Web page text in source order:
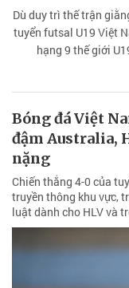
Dù duy trì thế trận
tuyển futsal U19 Việt
hạng 9 thế giới
Bóng đá Việt
đậm Australia,
nặng
Chiến thắng 4-0 của
truyền thông khu vực,
luật dành cho HLV và